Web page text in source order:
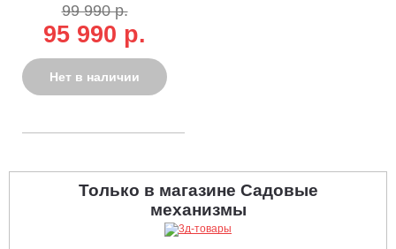
OHV, 166 см3,
сталь, 4 в1, 70 л,
34 кг)
99 990 р.
95 990 р.
Нет в наличии
Только в магазине Садовые
механизмы